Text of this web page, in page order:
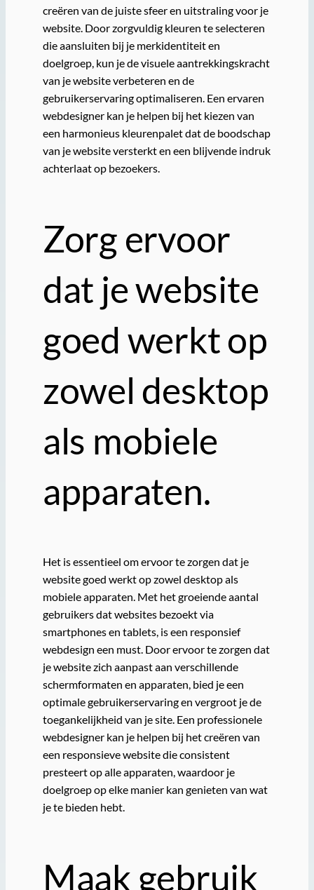
creëren van de juiste sfeer en uitstraling voor je
website. Door zorgvuldig kleuren te selecteren
die aansluiten bij je merkidentiteit en
doelgroep, kun je de visuele aantrekkingskracht
van je website verbeteren en de
gebruikerservaring optimaliseren. Een ervaren
webdesigner kan je helpen bij het kiezen van
een harmonieus kleurenpalet dat de boodschap
van je website versterkt en een blijvende indruk
achterlaat op bezoekers.
Zorg ervoor
dat je website
goed werkt op
zowel desktop
als mobiele
apparaten.
Het is essentieel om ervoor te zorgen dat je
website goed werkt op zowel desktop als
mobiele apparaten. Met het groeiende aantal
gebruikers dat websites bezoekt via
smartphones en tablets, is een responsief
webdesign een must. Door ervoor te zorgen dat
je website zich aanpast aan verschillende
schermformaten en apparaten, bied je een
optimale gebruikerservaring en vergroot je de
toegankelijkheid van je site. Een professionele
webdesigner kan je helpen bij het creëren van
een responsieve website die consistent
presteert op alle apparaten, waardoor je
doelgroep op elke manier kan genieten van wat
je te bieden hebt.
Maak gebruik